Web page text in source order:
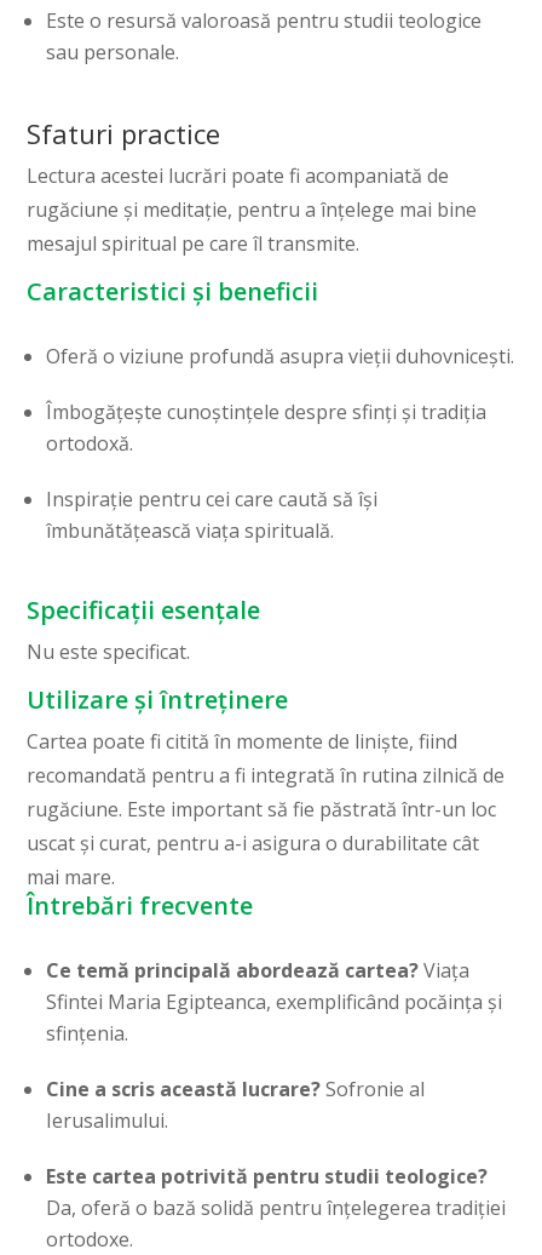
Este o resursă valoroasă pentru studii teologice
sau personale.
Sfaturi practice
Lectura acestei lucrări poate fi acompaniată de
rugăciune și meditație, pentru a înțelege mai bine
mesajul spiritual pe care îl transmite.
Caracteristici și beneficii
Oferă o viziune profundă asupra vieții duhovnicești.
Îmbogățește cunoștințele despre sfinți și tradiția
ortodoxă.
Inspirație pentru cei care caută să își
îmbunătățească viața spirituală.
Specificații esențale
Nu este specificat.
Utilizare și întreținere
Cartea poate fi citită în momente de liniște, fiind
recomandată pentru a fi integrată în rutina zilnică de
rugăciune. Este important să fie păstrată într-un loc
uscat și curat, pentru a-i asigura o durabilitate cât
mai mare.
Întrebări frecvente
Ce temă principală abordează cartea?Viața
Sfintei Maria Egipteanca, exemplificând pocăința și
sfințenia.
Cine a scris această lucrare?Sofronie al
Ierusalimului.
Este cartea potrivită pentru studii teologice?
Da, oferă o bază solidă pentru înțelegerea tradiției
ortodoxe.